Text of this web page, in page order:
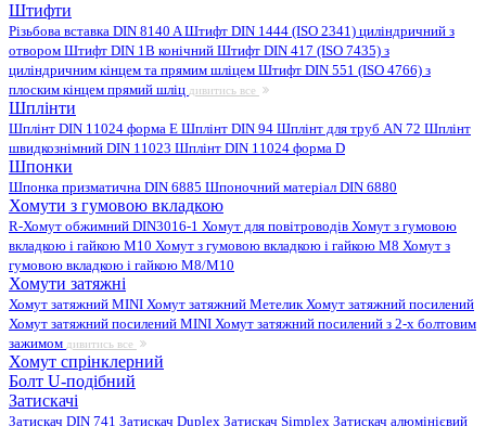
Штифти
Різьбова вставка DIN 8140 AШтифт DIN 1444 (ISO 2341) циліндричний з
отвором Штифт DIN 1B конічний Штифт DIN 417 (ISO 7435) з
циліндричним кінцем та прямим шліцем Штифт DIN 551 (ISO 4766) з
плоским кінцем прямий шліц дивитись все
Шплінти
Шплінт DIN 11024 форма E Шплінт DIN 94 Шплінт для труб AN 72 Шплінт
швидкознімний DIN 11023 Шплінт DIN 11024 форма D
Шпонки
Шпонка призматична DIN 6885 Шпоночний матеріал DIN 6880
Хомути з гумовою вкладкою
R-Хомут обжимний DIN3016-1 Хомут для повітроводів Хомут з гумовою
вкладкою і гайкою M10 Хомут з гумовою вкладкою і гайкою M8 Хомут з
гумовою вкладкою і гайкою М8/M10
Хомути затяжні
Хомут затяжний MINI Хомут затяжний МетеликХомут затяжний посилений
Хомут затяжний посилений MINI Хомут затяжний посилений з 2-х болтовим
зажимом дивитись все
Хомут спрінклерний
Болт U-подібний
Затискачі
Затискач DIN 741 Затискач Duplex Затискач Simplex Затискач алюмінієвий